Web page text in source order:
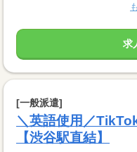
求
[一般派遣]
＼英語使用／
【渋谷駅直結】